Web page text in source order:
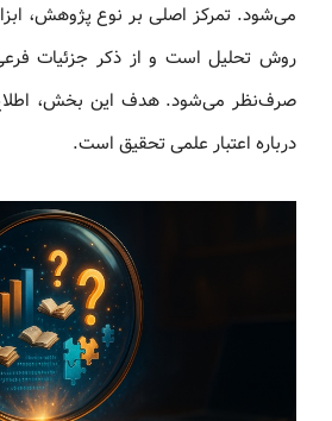
می‌شود. تمرکز اصلی بر نوع پژوهش،
روش تحلیل است و از ذکر جزئیات
صرف‌نظر می‌شود. هدف این بخش،
درباره اعتبار علمی تحقیق است.